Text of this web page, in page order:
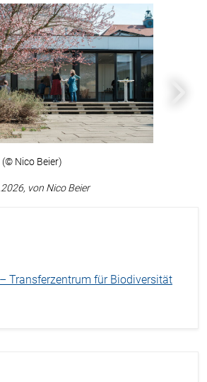
Nico Beier)
von Nico Beier
– Transferzentrum für Biodiversität